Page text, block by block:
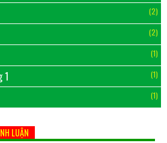
(2)
(2)
(1)
1 (1)
(1)
LUẬN